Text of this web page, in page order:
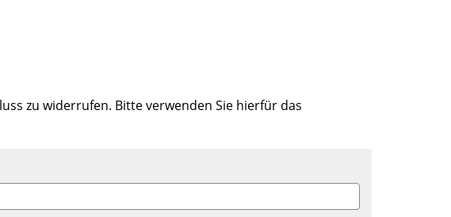
zu widerrufen. Bitte verwenden Sie hierfür das